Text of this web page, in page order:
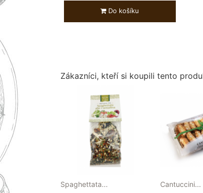
Do košíku
Zákazníci, kteří si koupili tento
Spaghettata... Cantuccini...